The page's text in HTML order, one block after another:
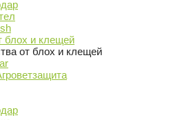
блох и клещей
от блох и клещей